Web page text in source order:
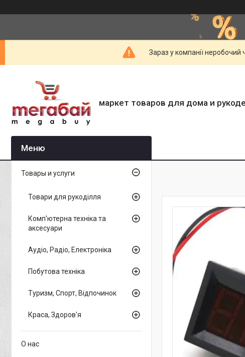
Зараз у компанії
маркет товаров для дома и
Товары и услуги
Товари для рукоділля
Комп'ютерна техніка та
аксесуари
Аудіо, Радіо, Електроніка
Побутова техніка
Туризм, Спорт, Відпочинок
Краса, Здоров'я
О нас